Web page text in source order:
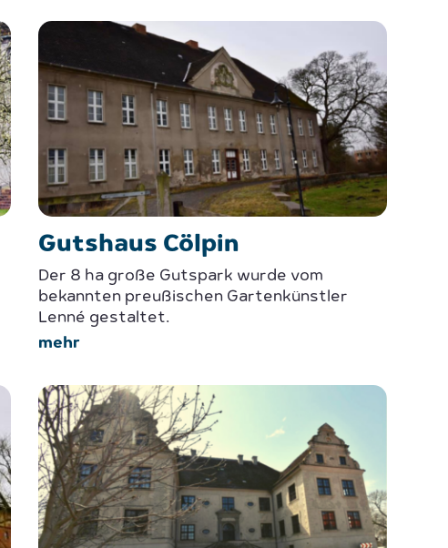
Gutshaus Cölpin
Der 8 ha große Gutspark wurde vom
bekannten preußischen Gartenkünstler
Lenné gestaltet.
mehr